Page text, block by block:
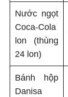
Nước ngọt
Coca-Cola
lon (thùng
24 lon)
Bánh hộp
Danisa